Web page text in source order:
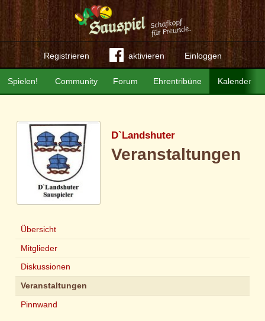
Registrieren aktivieren Einloggen
Community Forum Ehrentribüne Kalender
Spielen!
D`Landshuter
Veranstaltungen
Übersicht
Mitglieder
Diskussionen
Veranstaltungen
Pinnwand